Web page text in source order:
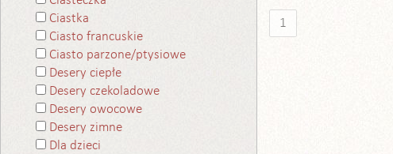
Ciastka
Ciasto francuskie
Ciasto parzone/ptysiowe
Desery ciepłe
Desery czekoladowe
Desery owocowe
Desery zimne
Dla dzieci
1